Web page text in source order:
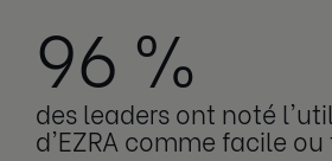
96 %
des leaders ont noté
d'EZRA comme facile